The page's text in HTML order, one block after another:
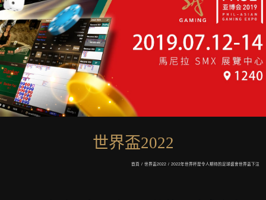
世界盃2022
首頁 / 世界盃2022 / 2022年世界杯是令人期待的足球盛會世界盃下注